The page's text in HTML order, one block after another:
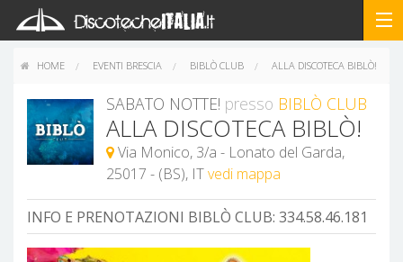
HOME EVENTI BRESCIA BIBLÒ CLUB ALLA DISCOTECA BIBLÒ!
SABATO NOTTE! presso BIBLÒ CLUB
ALLA DISCOTECA BIBLÒ!
Via Monico, 3/a - Lonato del Garda,
25017 - (BS), ITvedi mappa
INFO E PRENOTAZIONI BIBLÒ CLUB: 334.58.46.181